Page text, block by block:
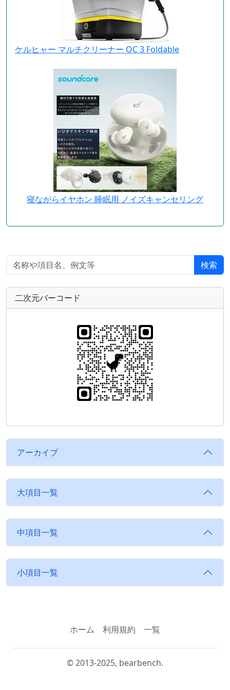
ケルヒャー マルチクリーナー OC 3 Foldable
寝ながらイヤホン 睡眠用 ノイズキャンセリング
検索
二次元バーコード
アーカイブ
大項目一覧
中項目一覧
小項目一覧
ホーム 利用規約 一覧
© 2013-2025, bearbench.